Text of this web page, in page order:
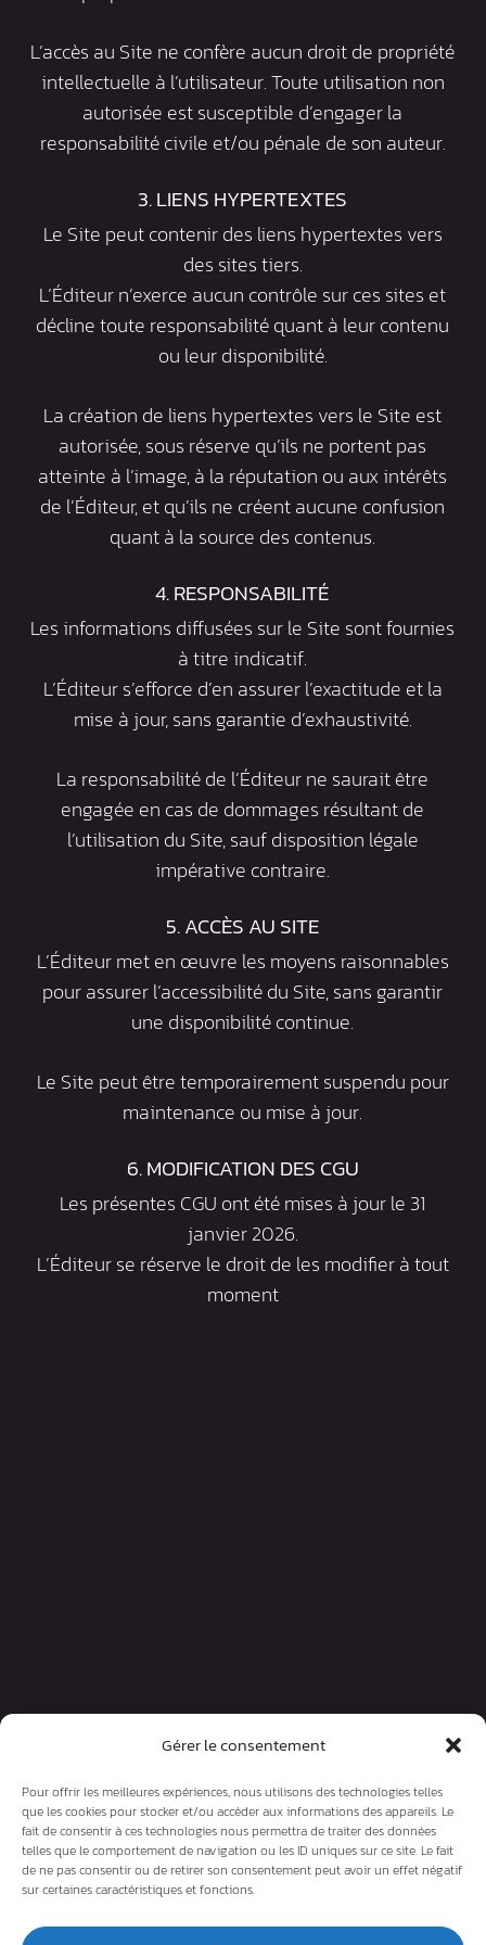
Gérer le consentement
Pour offrir les meilleures expériences, nous utilisons des technologies telles
que les cookies pour stocker et/ou accéder aux informations des appareils. Le
fait de consentir à ces technologies nous permettra de traiter des données
telles que le comportement de navigation ou les ID uniques sur ce site. Le fait
de ne pas consentir ou de retirer son consentement peut avoir un effet négatif
sur certaines caractéristiques et fonctions.
L’accès au Site ne confère aucun droit de propriété
intellectuelle à l’utilisateur. Toute utilisation non
autorisée est susceptible d’engager la
responsabilité civile et/ou pénale de son auteur.
3. LIENS HYPERTEXTES
Le Site peut contenir des liens hypertextes vers
des sites tiers.
L’Éditeur n’exerce aucun contrôle sur ces sites et
décline toute responsabilité quant à leur contenu
ou leur disponibilité.
La création de liens hypertextes vers le Site est
autorisée, sous réserve qu’ils ne portent pas
atteinte à l’image, à la réputation ou aux intérêts
de l’Éditeur, et qu’ils ne créent aucune confusion
quant à la source des contenus.
4. RESPONSABILITÉ
Les informations diffusées sur le Site sont fournies
à titre indicatif.
L’Éditeur s’efforce d’en assurer l’exactitude et la
mise à jour, sans garantie d’exhaustivité.
La responsabilité de l’Éditeur ne saurait être
engagée en cas de dommages résultant de
l’utilisation du Site, sauf disposition légale
impérative contraire.
5. ACCÈS AU SITE
L’Éditeur met en œuvre les moyens raisonnables
pour assurer l’accessibilité du Site, sans garantir
une disponibilité continue.
Le Site peut être temporairement suspendu pour
maintenance ou mise à jour.
6. MODIFICATION DES CGU
Les présentes CGU ont été mises à jour le 31
janvier 2026.
L’Éditeur se réserve le droit de les modifier à tout
moment